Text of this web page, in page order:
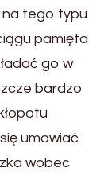
na tego typu
pamięta
go w
bardzo
umawiać
wobec